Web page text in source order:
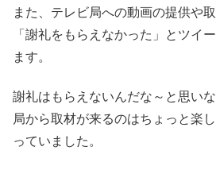
また、テレビ局への動画の提供や
「謝礼をもらえなかった」とツイ
ます。
謝礼はもらえないんだな～と思い
局から取材が来るのはちょっと楽
っていました。